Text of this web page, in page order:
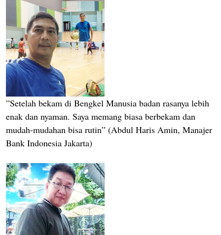
”Setelah bekam di Bengkel Manusia badan rasanya lebih
enak dan nyaman. Saya memang biasa berbekam dan
mudah-mudahan bisa rutin” (Abdul Haris Amin, Manajer
Bank Indonesia Jakarta)